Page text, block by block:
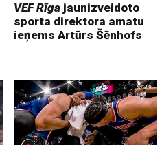
VEF Rīga jaunizveidoto
sporta direktora amatu
ieņems Artūrs Šēnhofs